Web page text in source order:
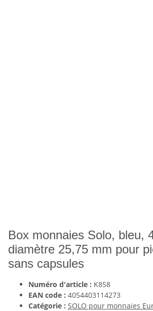
Box monnaies Solo, bleu,
diamètre 25,75 mm pour
sans capsules
Numéro d'article : K858
EAN code : 4054403114273
Catégorie : SOLO pour monnaies